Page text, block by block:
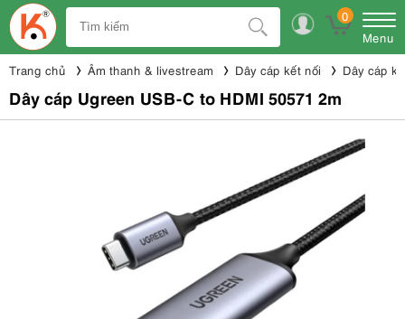
0
Menu
Trang chủ Âm thanh & livestream Dây cáp kết nối Dây cáp
Dây cáp Ugreen USB-C to HDMI 50571 2m